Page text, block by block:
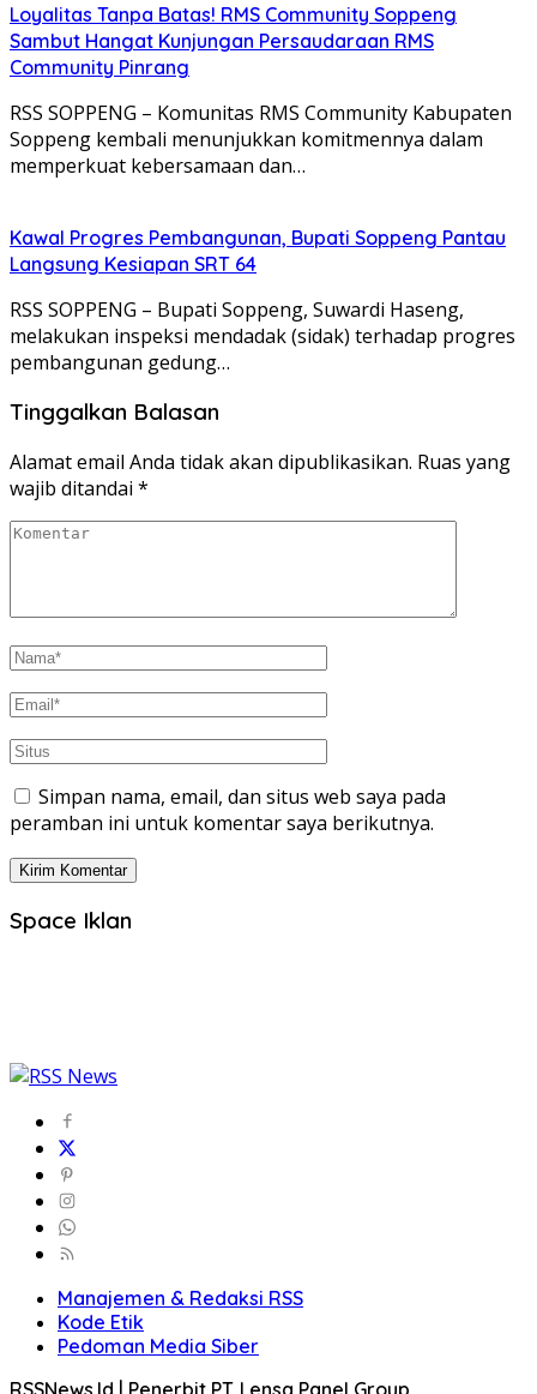
Loyalitas Tanpa Batas! RMS Community Soppeng
Sambut Hangat Kunjungan Persaudaraan RMS
Community Pinrang
RSS SOPPENG – Komunitas RMS Community Kabupaten
Soppeng kembali menunjukkan komitmennya dalam
memperkuat kebersamaan dan…
Kawal Progres Pembangunan, Bupati Soppeng Pantau
Langsung Kesiapan SRT 64
RSS SOPPENG – Bupati Soppeng, Suwardi Haseng,
melakukan inspeksi mendadak (sidak) terhadap progres
pembangunan gedung…
Tinggalkan Balasan
Alamat email Anda tidak akan dipublikasikan. Ruas yang
wajib ditandai *
Simpan nama, email, dan situs web saya pada
peramban ini untuk komentar saya berikutnya.
Space Iklan
Manajemen & Redaksi RSS
Kode Etik
Pedoman Media Siber
RSSNews.Id | Penerbit PT. Lensa Panel Group